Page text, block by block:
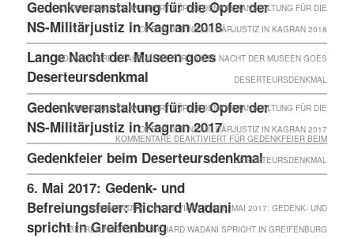
Gedenkveranstaltung für die Opfer der
NS-Militärjustiz in Kagran 2018
KOMMENTARE DEAKTIVIERTFÜR GEDENKVERANSTALTUNG FÜR DIE
OPFER DER NS-MILITÄRJUSTIZ IN KAGRAN 2018
Lange Nacht der Museen goes
Deserteursdenkmal
KOMMENTARE DEAKTIVIERTFÜR LANGE NACHT DER MUSEEN GOES
DESERTEURSDENKMAL
Gedenkveranstaltung für die Opfer der
NS-Militärjustiz in Kagran 2017
KOMMENTARE DEAKTIVIERTFÜR GEDENKVERANSTALTUNG FÜR DIE
OPFER DER NS-MILITÄRJUSTIZ IN KAGRAN 2017
Gedenkfeier beim Deserteursdenkmal
KOMMENTARE DEAKTIVIERTFÜR GEDENKFEIER BEIM
DESERTEURSDENKMAL
6. Mai 2017: Gedenk- und
Befreiungsfeier: Richard Wadani
spricht in Greifenburg
KOMMENTARE DEAKTIVIERTFÜR 6. MAI 2017: GEDENK- UND
BEFREIUNGSFEIER: RICHARD WADANI SPRICHT IN GREIFENBURG